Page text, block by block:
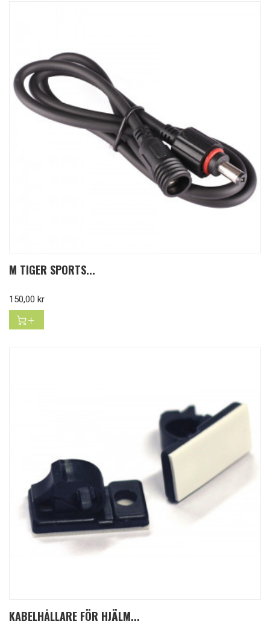
M TIGER SPORTS...
Pris
150,00 kr
KABELHÅLLARE FÖR HJÄLM...